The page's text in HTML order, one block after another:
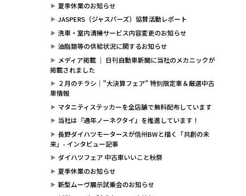
夏季休業のお知らせ
JASPERS（ジャスパーズ）協賛活動レポート
洗車・室内清掃サービス内容変更のお知らせ
油脂類等の供給状況に関するお知らせ
メディア掲載 ｜ 日刊自動車新聞に当社のメカニックが
掲載されました
２月のチラシ｜"大決算フェア" 特別限定車＆厳選中古
車情報
マタニティステッカーを全店舗で無料配布しています
当社は『通年ノーネクタイ』を推進しています！
長野ダイハツモータースが信州BWと描く「共創の未
来」- インタビュー記事
ダイハツフェア 中古車いいこと秋祭
夏季休業のお知らせ
新型ムーヴ展示試乗会のお知らせ